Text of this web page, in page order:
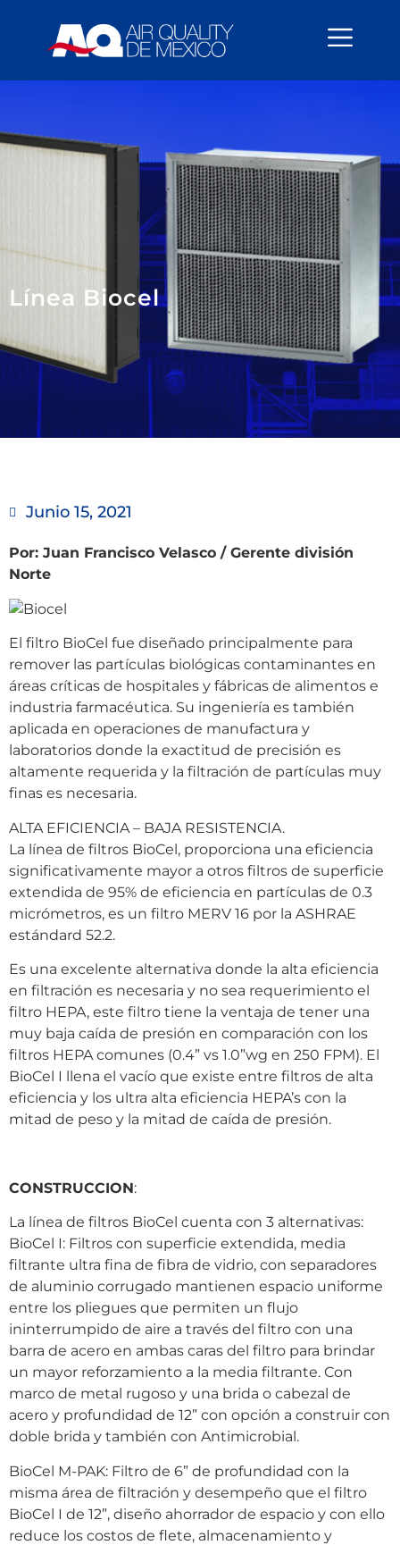
Línea Biocel
Junio 15, 2021
Por: Juan Francisco Velasco / Gerente división
Norte
El filtro BioCel fue diseñado principalmente para
remover las partículas biológicas contaminantes en
áreas críticas de hospitales y fábricas de alimentos e
industria farmacéutica. Su ingeniería es también
aplicada en operaciones de manufactura y
laboratorios donde la exactitud de precisión es
altamente requerida y la filtración de partículas muy
finas es necesaria.
ALTA EFICIENCIA – BAJA RESISTENCIA.
La línea de filtros BioCel, proporciona una eficiencia
significativamente mayor a otros filtros de superficie
extendida de 95% de eficiencia en partículas de 0.3
micrómetros, es un filtro MERV 16 por la ASHRAE
estándard 52.2.
Es una excelente alternativa donde la alta eficiencia
en filtración es necesaria y no sea requerimiento el
filtro HEPA, este filtro tiene la ventaja de tener una
muy baja caída de presión en comparación con los
filtros HEPA comunes (0.4” vs 1.0”wg en 250 FPM). El
BioCel I llena el vacío que existe entre filtros de alta
eficiencia y los ultra alta eficiencia HEPA’s con la
mitad de peso y la mitad de caída de presión.
CONSTRUCCION:
La línea de filtros BioCel cuenta con 3 alternativas:
BioCel I: Filtros con superficie extendida, media
filtrante ultra fina de fibra de vidrio, con separadores
de aluminio corrugado mantienen espacio uniforme
entre los pliegues que permiten un flujo
ininterrumpido de aire a través del filtro con una
barra de acero en ambas caras del filtro para brindar
un mayor reforzamiento a la media filtrante. Con
marco de metal rugoso y una brida o cabezal de
acero y profundidad de 12” con opción a construir con
doble brida y también con Antimicrobial.
BioCel M-PAK: Filtro de 6” de profundidad con la
misma área de filtración y desempeño que el filtro
BioCel I de 12”, diseño ahorrador de espacio y con ello
reduce los costos de flete, almacenamiento y